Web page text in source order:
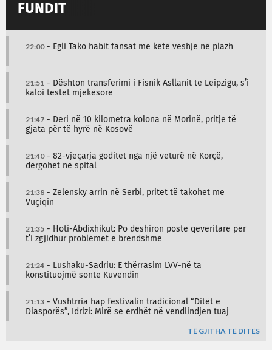
FUNDIT
22:00- Egli Tako habit fansat me këtë veshje në plazh
21:51 - Dështon transferimi i Fisnik Asllanit te Leipzigu, s’i
kaloi testet mjekësore
21:47 - Deri në 10 kilometra kolona në Morinë, pritje të
gjata për të hyrë në Kosovë
21:40- 82-vjeçarja goditet nga një veturë në Korçë,
dërgohet në spital
21:38 - Zelensky arrin në Serbi, pritet të takohet me
Vuçiqin
21:35 - Hoti-Abdixhikut: Po dëshiron poste qeveritare për
t’i zgjidhur problemet e brendshme
21:24 - Lushaku-Sadriu: E thërrasim LVV-në ta
konstituojmë sonte Kuvendin
21:13 - Vushtrria hap festivalin tradicional “Ditët e
Diasporës”, Idrizi: Mirë se erdhët në vendlindjen tuaj
TË GJITHA TË DITËS